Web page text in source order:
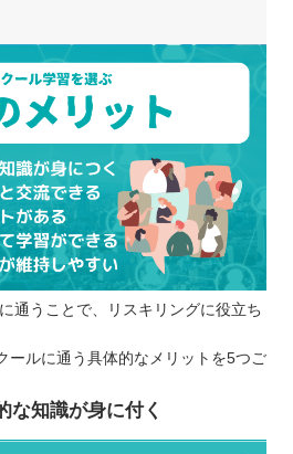
通うことで、リスキリングに役立ち
ールに通う具体的なメリットを5つご
な知識が身に付く